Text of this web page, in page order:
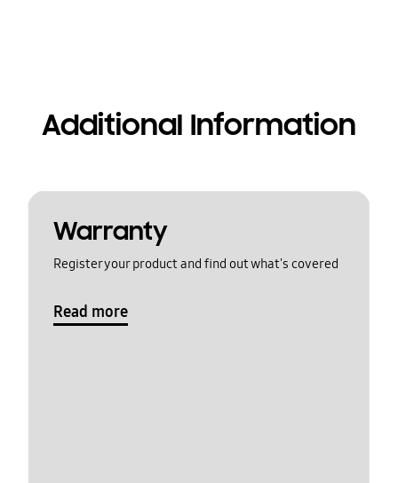
Additional Information
Warranty
Register your product and find out what's covered
Read more